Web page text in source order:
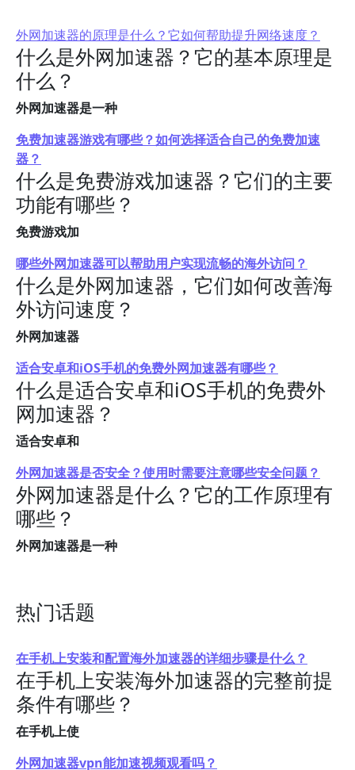
外网加速器的原理是什么？它如何帮助提升网络速度？
什么是外网加速器？它的基本原理是
什么？
外网加速器是一种
免费加速器游戏有哪些？如何选择适合自己的免费加速
器？
什么是免费游戏加速器？它们的主要
功能有哪些？
免费游戏加
哪些外网加速器可以帮助用户实现流畅的海外访问？
什么是外网加速器，它们如何改善海
外访问速度？
外网加速器
适合安卓和iOS手机的免费外网加速器有哪些？
什么是适合安卓和iOS手机的免费外
网加速器？
适合安卓和
外网加速器是否安全？使用时需要注意哪些安全问题？
外网加速器是什么？它的工作原理有
哪些？
外网加速器是一种
热门话题
在手机上安装和配置海外加速器的详细步骤是什么？
在手机上安装海外加速器的完整前提
条件有哪些？
在手机上使
外网加速器vpn能加速视频观看吗？